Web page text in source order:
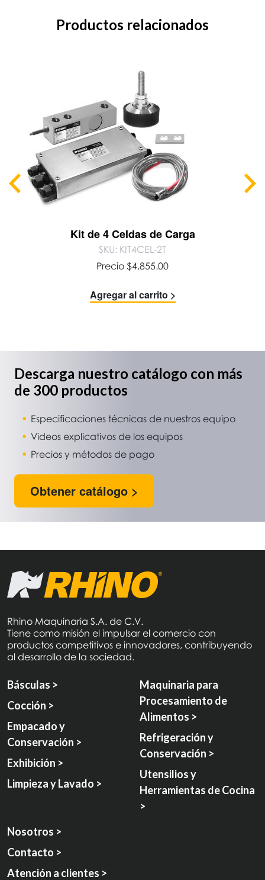
Productos relacionados
Kit de 4 Celdas de Carga
SKU: KIT4CEL-2T
Precio $4,855.00
Agregar al carrito >
Descarga nuestro catálogo con más
de 300 productos
Especificaciones técnicas de nuestros equipo
Videos explicativos de los equipos
Precios y métodos de pago
Obtener catálogo >
Rhino Maquinaria S.A. de C.V.
Tiene como misión el impulsar el comercio con
productos competitivos e innovadores, contribuyendo
al desarrollo de la sociedad.
Básculas >
Cocción >
Empacado y
Conservación >
Exhibición >
Limpieza y Lavado >
Maquinaria para
Procesamiento de
Alimentos >
Refrigeración y
Conservación >
Utensilios y
Herramientas de Cocina
>
Nosotros >
Contacto >
Atención a clientes >